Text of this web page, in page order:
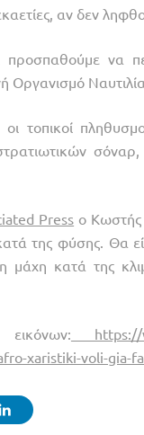
αν δεν
να
Οργανισμό
τοπικοί
σόναρ,
Press ο Κωστής
της φύσης. Θα
μάχη κατά της
https://
xaristiki-voli-gia-